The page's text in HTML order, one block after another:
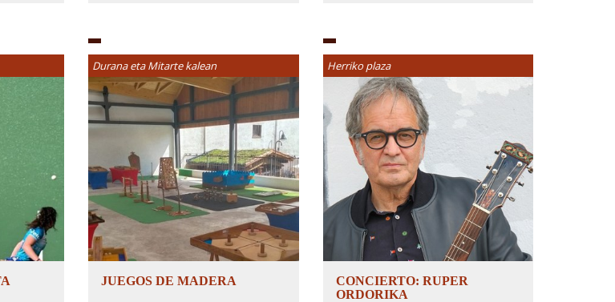
Durana eta Mitarte kalean
JUEGOS DE MADERA
Herriko plaza
CONCIERTO: RUPER
ORDORIKA